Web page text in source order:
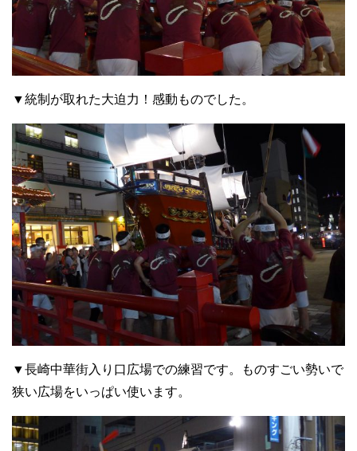
▼統制が取れた大迫力！感動ものでした。
▼長崎中華街入り口広場での練習です。ものすごい勢いで
狭い広場をいっぱい使います。